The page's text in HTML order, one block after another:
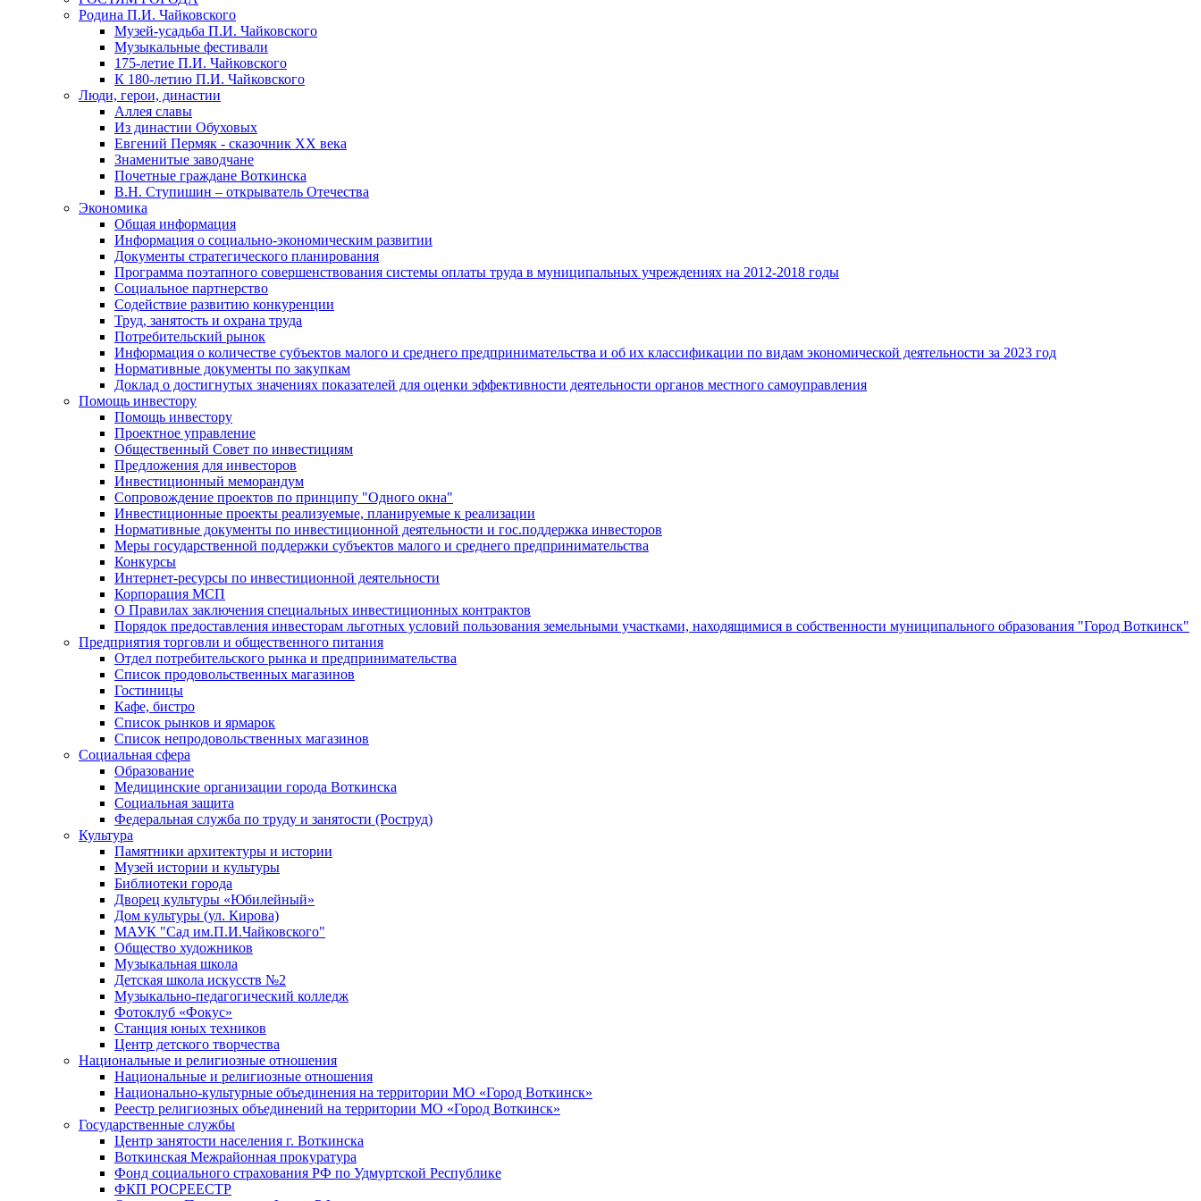
Родина П.И. Чайковского
Музей-усадьба П.И. Чайковского
Музыкальные фестивали
175-летие П.И. Чайковского
К 180-летию П.И. Чайковского
Люди, герои, династии
Аллея славы
Из династии Обуховых
Евгений Пермяк - сказочник XX века
Знаменитые заводчане
Почетные граждане Воткинска
В.Н. Ступишин – открыватель Отечества
Экономика
Общая информация
Информация о социально-экономическим развитии
Документы стратегического планирования
Программа поэтапного совершенствования системы оплаты труда в муниципальных учреждениях на 2012-2018 годы
Социальное партнерство
Содействие развитию конкуренции
Труд, занятость и охрана труда
Потребительский рынок
Информация о количестве субъектов малого и среднего предпринимательства и об их классификации по видам экономической деятельности за 2023 год
Нормативные документы по закупкам
Доклад о достигнутых значениях показателей для оценки эффективности деятельности органов местного самоуправления
Помощь инвестору
Помощь инвестору
Проектное управление
Общественный Совет по инвестициям
Предложения для инвесторов
Инвестиционный меморандум
Сопровождение проектов по принципу "Oдного окна"
Инвестиционные проекты реализуемые, планируемые к реализации
Нормативные документы по инвестиционной деятельности и гос.поддержка инвесторов
Меры государственной поддержки субъектов малого и среднего предпринимательства
Конкурсы
Интернет-ресурсы по инвестиционной деятельности
Корпорация МСП
О Правилах заключения специальных инвестиционных контрактов
Порядок предоставления инвесторам льготных условий пользования земельными участками, находящимися в собственности муниципального образования "Город Воткинск"
Предприятия торговли и общественного питания
Отдел потребительского рынка и предпринимательства
Список продовольственных магазинов
Гостиницы
Кафе, бистро
Cписок рынков и ярмарок
Список непродовольственных магазинов
Социальная сфера
Образование
Медицинские организации города Воткинска
Социальная защита
Федеральная служба по труду и занятости (Роструд)
Культура
Памятники архитектуры и истории
Музей истории и культуры
Библиотеки города
Дворец культуры «Юбилейный»
Дом культуры (ул. Кирова)
МАУК "Сад им.П.И.Чайковского"
Общество художников
Музыкальная школа
Детская школа искусств №2
Музыкально-педагогический колледж
Фотоклуб «Фокус»
Станция юных техников
Центр детского творчества
Национальные и религиозные отношения
Национальные и религиозные отношения
Национально-культурные объединения на территории МО «Город Воткинск»
Реестр религиозных объединений на территории МО «Город Воткинск»
Государственные службы
Центр занятости населения г. Воткинска
Воткинская Межрайонная прокуратура
Фонд социального страхования РФ по Удмуртской Республике
ФКП РОСРЕЕСТР